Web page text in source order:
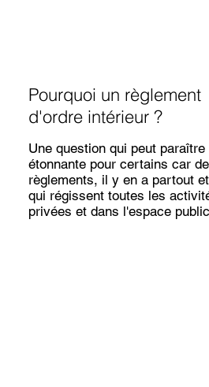
Pourquoi un règlement
d'ordre intérieur ?
Une question qui peut paraître
étonnante pour certains car
règlements, il y en a partout et
qui régissent toutes les
privées et dans l'espace public